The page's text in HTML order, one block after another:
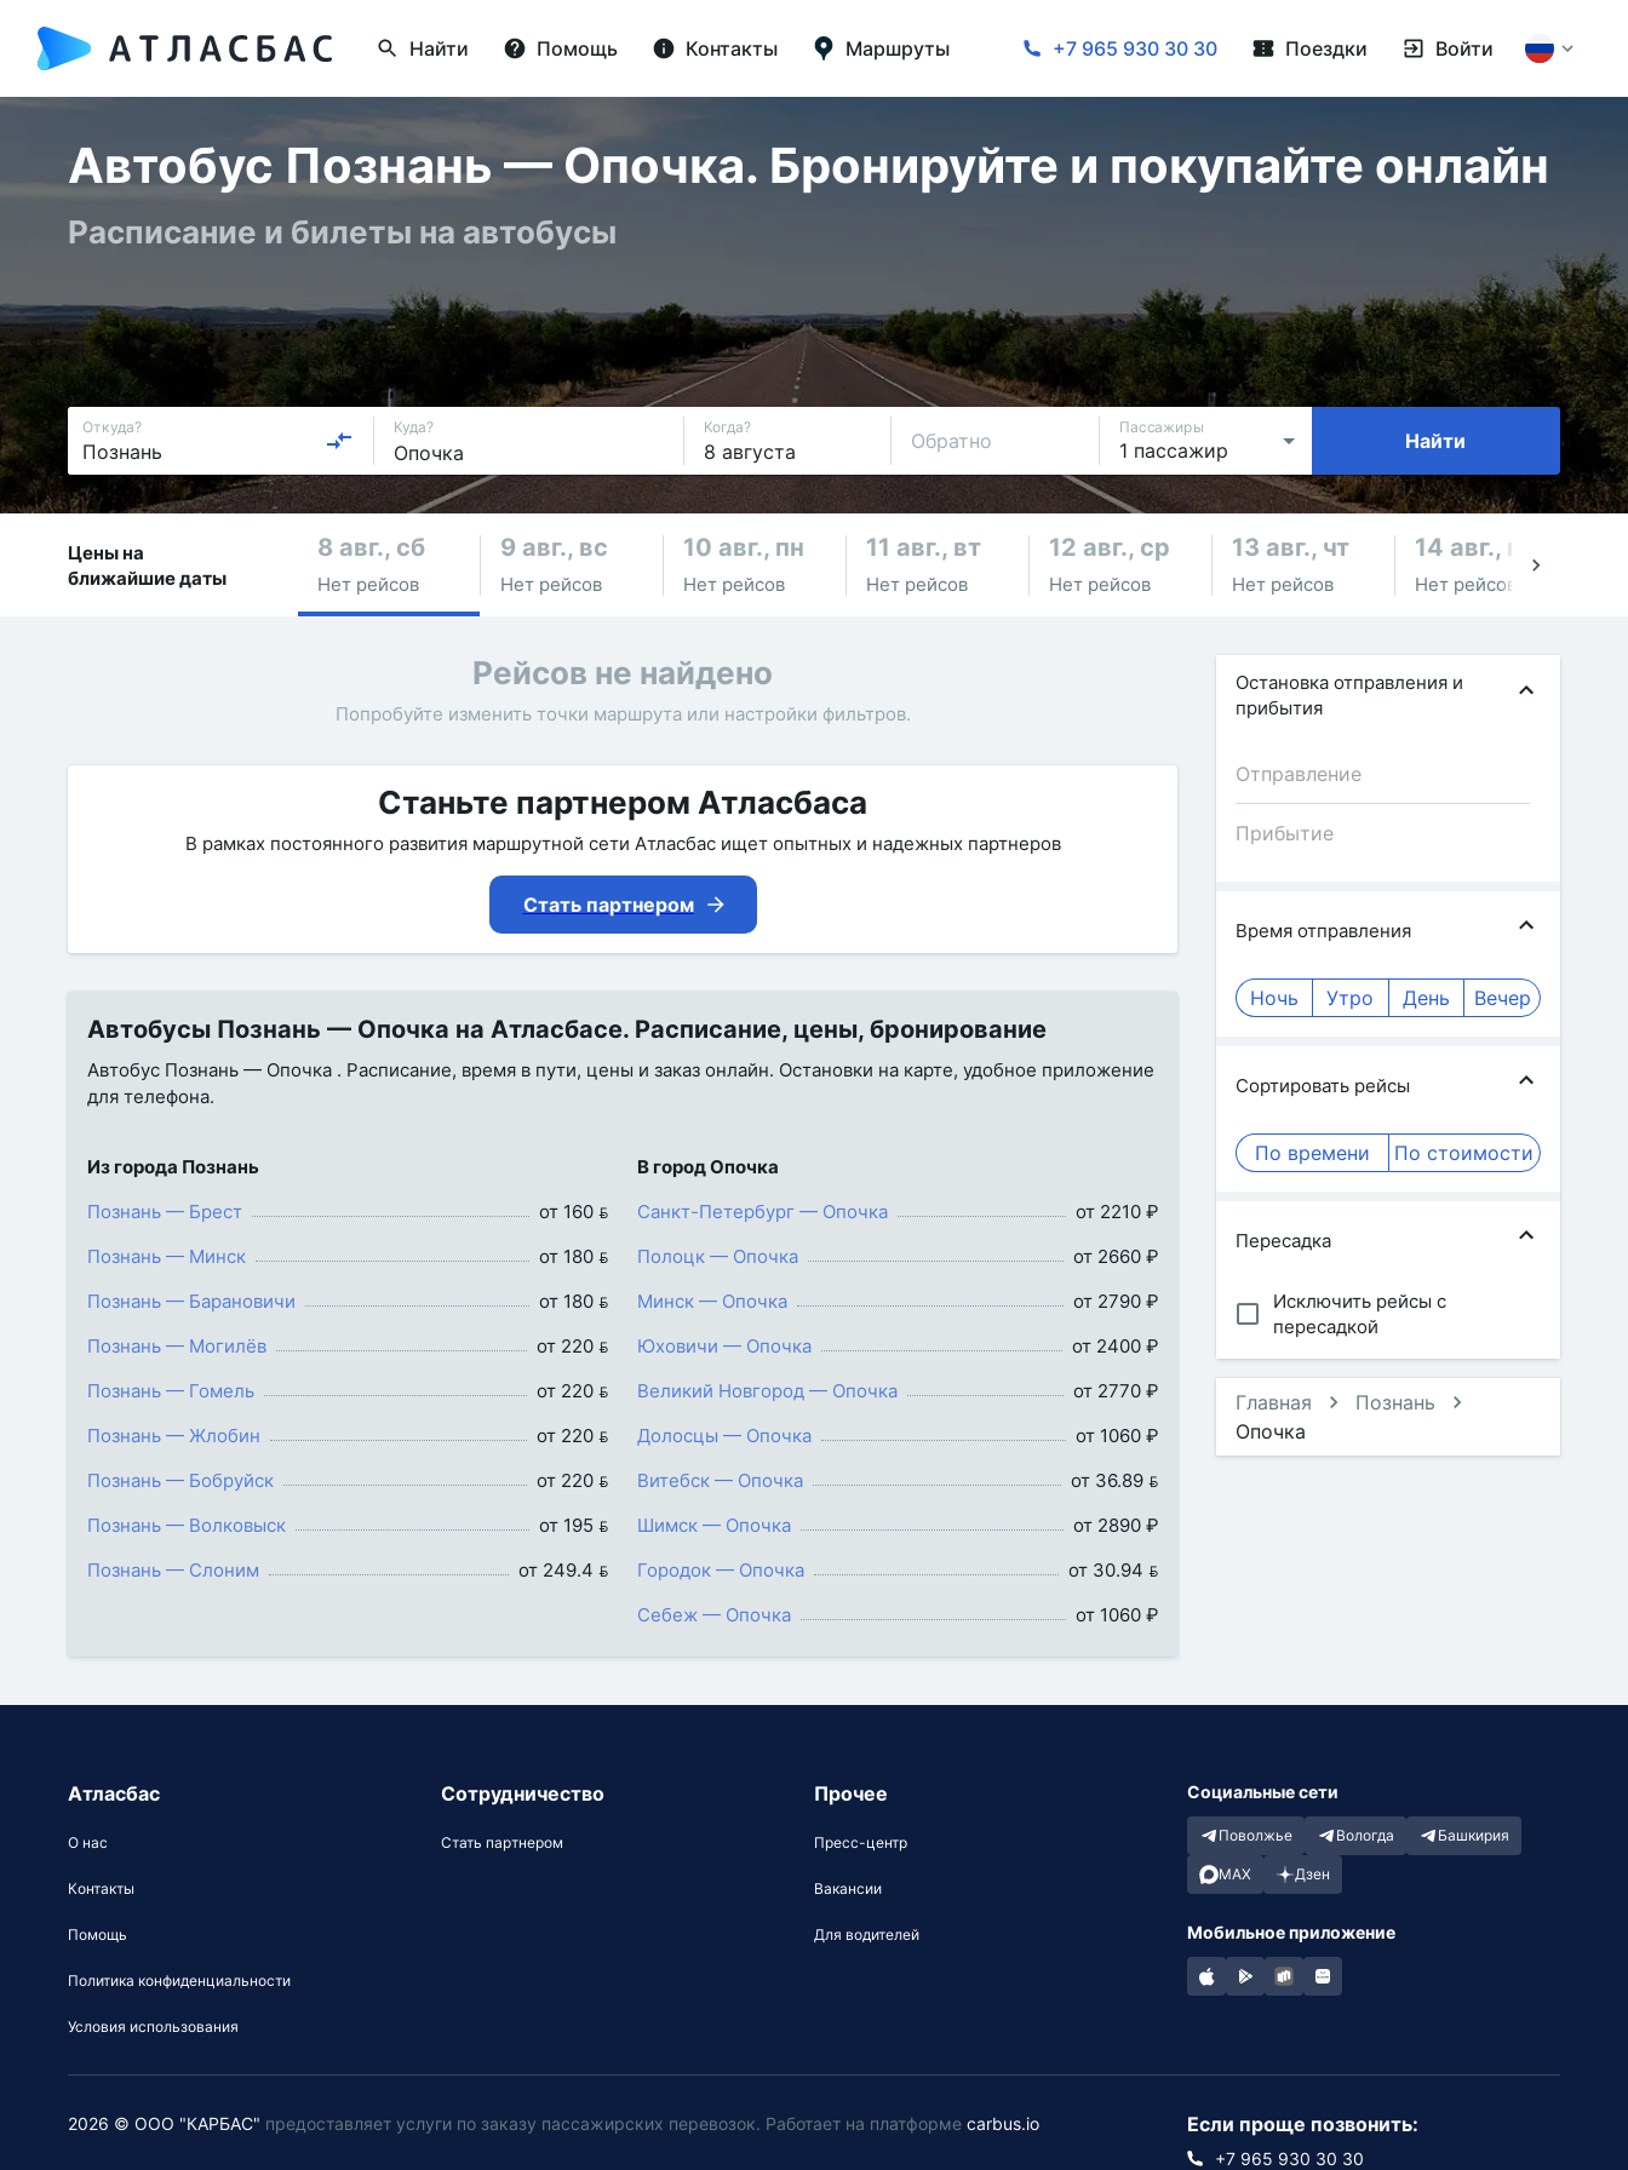
Найти Помощь Контакты Маршруты +7 965 930 30 30 Поездки Войти
Автобус Познань — Опочка. Бронируйте и покупайте онлайн
Расписание и билеты на автобусы
Откуда? Куда? Когда?
Обратно
Пассажиры
Найти
Цены на
ближайшие даты
8 авг., сб
Нет рейсов
9 авг., вс
Нет рейсов
10 авг., пн
Нет рейсов
11 авг., вт
Нет рейсов
12 авг., ср
Нет рейсов
13 авг., чт
Нет рейсов
14 авг., пт
Нет рейсов
Рейсов не найдено
Попробуйте изменить точки маршрута или настройки фильтров.
Станьте партнером Атласбаса
В рамках постоянного развития маршрутной сети Атласбас ищет опытных и надежных партнеров
Стать партнером
Автобусы Познань — Опочка на Атласбасе. Расписание, цены, бронирование
Автобус Познань — Опочка . Расписание, время в пути, цены и заказ онлайн. Остановки на карте, удобное приложение
для телефона.
Из города Познань
Познань — Брест
от 160 
Познань — Минск
от 180 
Познань — Барановичи
от 180 
Познань — Могилёв
от 220 
Познань — Гомель
от 220 
Познань — Жлобин
от 220 
Познань — Бобруйск
от 220 
Познань — Волковыск
от 195 
Познань — Слоним
от 249.4 
В город Опочка
Санкт-Петербург — Опочка
от 2210 ₽
Полоцк — Опочка
от 2660 ₽
Минск — Опочка
от 2790 ₽
Юховичи — Опочка
от 2400 ₽
Великий Новгород — Опочка
от 2770 ₽
Долосцы — Опочка
от 1060 ₽
Витебск — Опочка
от 36.89 
Шимск — Опочка
от 2890 ₽
Городок — Опочка
от 30.94 
Себеж — Опочка
от 1060 ₽
Остановка отправления и
прибытия
Время отправления
Ночь Утро День Вечер
Сортировать рейсы
По времени По стоимости
Пересадка
Исключить рейсы с
пересадкой
Главная
Познань
Опочка
Атласбас
О нас
Контакты
Помощь
Политика конфиденциальности
Условия использования
Сотрудничество
Стать партнером
Прочее
Пресс-центр
Вакансии
Для водителей
Социальные сети
Поволжье Вологда Башкирия
MAX Дзен
Мобильное приложение
2026 © ООО "КАРБАС" предоставляет услуги по заказу пассажирских перевозок. Работает на платформе carbus.io Если проще позвонить:
+7 965 930 30 30